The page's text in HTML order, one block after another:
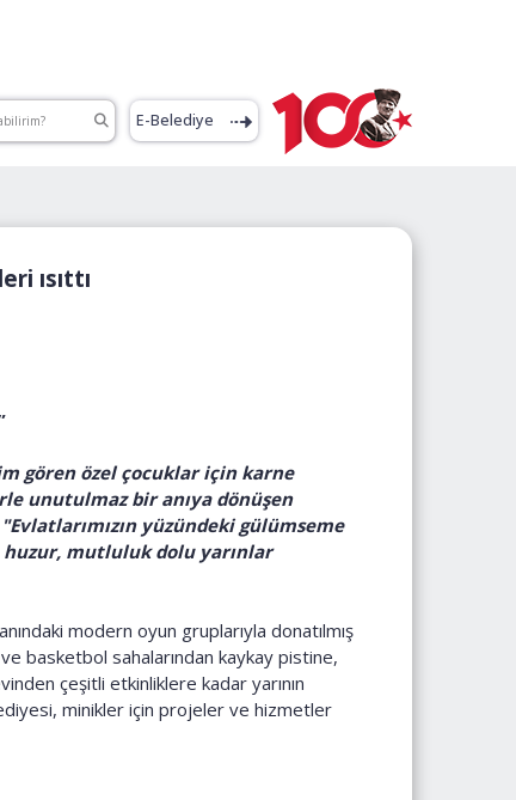
E-Belediye
ısıttı
gören özel çocuklar için karne
unutulmaz bir anıya dönüşen
yüzündeki gülümseme
huzur, mutluluk dolu yarınlar
modern oyun gruplarıyla donatılmış
basketbol sahalarından kaykay pistine,
çeşitli etkinliklere kadar yarının
minikler için projeler ve hizmetler